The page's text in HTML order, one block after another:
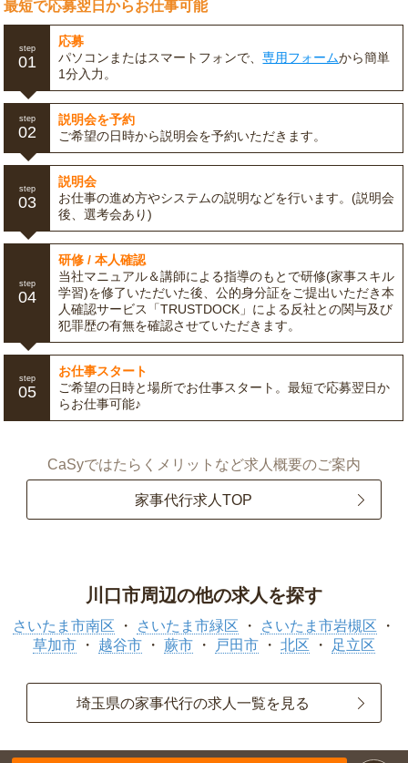
最短で応募翌日からお仕事可能
step
01
応募
パソコンまたはスマートフォンで、専用フォームから簡単
1分入力。
step
02
説明会を予約
ご希望の日時から説明会を予約いただきます。
step
03
説明会
お仕事の進め方やシステムの説明などを行います。(説明会
後、選考会あり)
step
04
研修 / 本人確認
当社マニュアル＆講師による指導のもとで研修(家事スキル
学習)を修了いただいた後、公的身分証をご提出いただき本
人確認サービス「TRUSTDOCK」による反社との関与及び
犯罪歴の有無を確認させていただきます。
step
05
お仕事スタート
ご希望の日時と場所でお仕事スタート。最短で応募翌日か
らお仕事可能♪
CaSyではたらくメリットなど求人概要のご案内
家事代行求人TOP
川口市周辺の他の求人を探す
さいたま市南区 さいたま市緑区
さいたま市岩槻区
草加市
越谷市 蕨市 戸田市 北区 足立区
埼玉県の家事代行の求人一覧を見る